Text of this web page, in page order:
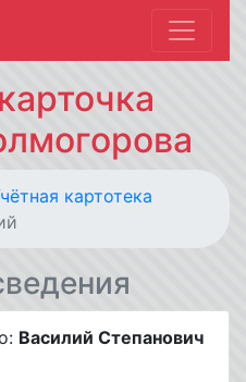
картотека
Василий Степанович